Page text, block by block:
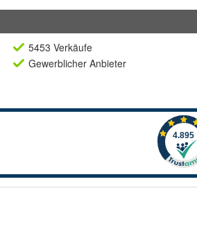
5453 Verkäufe
Gewerblicher Anbieter